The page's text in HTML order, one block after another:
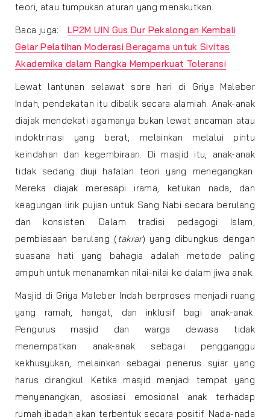
teori, atau tumpukan aturan yang menakutkan.
Baca juga:
LP2M UIN Gus Dur Pekalongan Kembali
Gelar Pelatihan Moderasi Beragama untuk Sivitas
Akademika dalam Rangka Memperkuat Toleransi
Lewat lantunan selawat sore hari di Griya Maleber
Indah, pendekatan itu dibalik secara alamiah. Anak-anak
diajak mendekati agamanya bukan lewat ancaman atau
indoktrinasi yang berat, melainkan melalui pintu
keindahan dan kegembiraan. Di masjid itu, anak-anak
tidak sedang diuji hafalan teori yang menegangkan.
Mereka diajak meresapi irama, ketukan nada, dan
keagungan lirik pujian untuk Sang Nabi secara berulang
dan konsisten. Dalam tradisi pedagogi Islam,
pembiasaan berulang ( takrar) yang dibungkus dengan
suasana hati yang bahagia adalah metode paling
ampuh untuk menanamkan nilai-nilai ke dalam jiwa anak.
Masjid di Griya Maleber Indah berproses menjadi ruang
yang ramah, hangat, dan inklusif bagi anak-anak.
Pengurus masjid dan warga dewasa tidak
menempatkan anak-anak sebagai pengganggu
kekhusyukan, melainkan sebagai penerus syiar yang
harus dirangkul. Ketika masjid menjadi tempat yang
menyenangkan, asosiasi emosional anak terhadap
rumah ibadah akan terbentuk secara positif. Nada-nada